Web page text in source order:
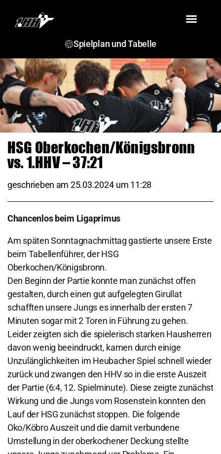
Spielplan und Tabelle
HSG Oberkochen/Königsbronn
vs. 1.HHV – 37:21
geschrieben am 25.03.2024 um 11:28
Chancenlos beim Ligaprimus
Am späten Sonntagnachmittag gastierte unsere Erste
beim Tabellenführer, der HSG
Oberkochen/Königsbronn.
Den Beginn der Partie konnte man zunächst offen
gestalten, durch einen gut aufgelegten Girullat
schafften unsere Jungs es innerhalb der ersten 7
Minuten sogar mit 2 Toren in Führung zu gehen.
Leider zeigten sich die spielerisch starken Hausherren
davon wenig beeindruckt, kamen durch einige
Unzulänglichkeiten im Heubacher Spiel schnell wieder
zurück und zwangen den HHV so in die erste Auszeit
der Partie (6:4, 12. Spielminute). Diese zeigte zunächst
Wirkung und die Jungs vom Rosenstein konnten den
Lauf der HSG zunächst stoppen. Die folgende
Oko/Köbro Auszeit und die damit verbundene
Umstellung in der oberkochener Deckung stellte